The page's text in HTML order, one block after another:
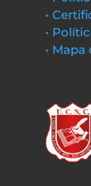
•
•
• Mapa